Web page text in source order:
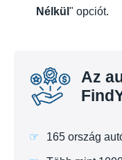
Nélkül " opciót.
Az
165 ország